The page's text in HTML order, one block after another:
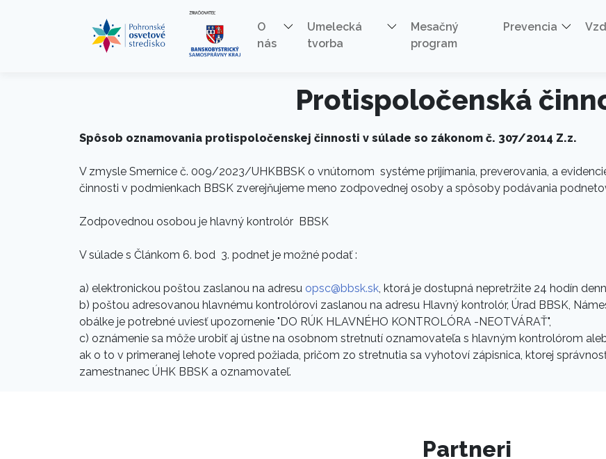
O
nás
Umelecká
tvorba
Mesačný
program
Prevencia
Protispoločenská
Spôsob oznamovania protispoločenskej činnosti v súlade so zákonom č. 307/2014 Z.z.
V zmysle Smernice č. 009/2023/UHKBBSK o vnútornom systéme prijímania, preverovania, a
činnosti v podmienkach BBSK zverejňujeme meno zodpovednej osoby a spôsoby podávania
Zodpovednou osobou je hlavný kontrolór BBSK
V súlade s Článkom 6. bod 3. podnet je možné podať :
a) elektronickou poštou zaslanou na adresu opsc@bbsk.sk, ktorá je dostupná nepretržite 24 hodín
b) poštou adresovanou hlavnému kontrolórovi zaslanou na adresu Hlavný kontrolór, Úrad BBSK,
obálke je potrebné uviesť upozornenie "DO RÚK HLAVNÉHO KONTROLÓRA -NEOTVÁRAŤ",
c) oznámenie sa môže urobiť aj ústne na osobnom stretnutí oznamovateľa s hlavným kontrolórom
ak o to v primeranej lehote vopred požiada, pričom zo stretnutia sa vyhotoví zápisnica, ktorej
zamestnanec ÚHK BBSK a oznamovateľ.
Partneri